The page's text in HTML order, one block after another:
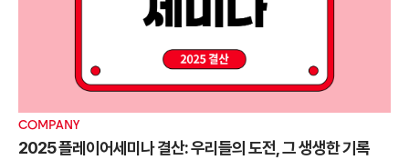
COMPANY
2025 플레이어세미나 결산: 우리들의 도전, 그 생생한 기록